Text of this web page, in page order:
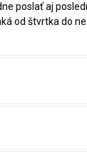
poslať aj
od štvrtka do